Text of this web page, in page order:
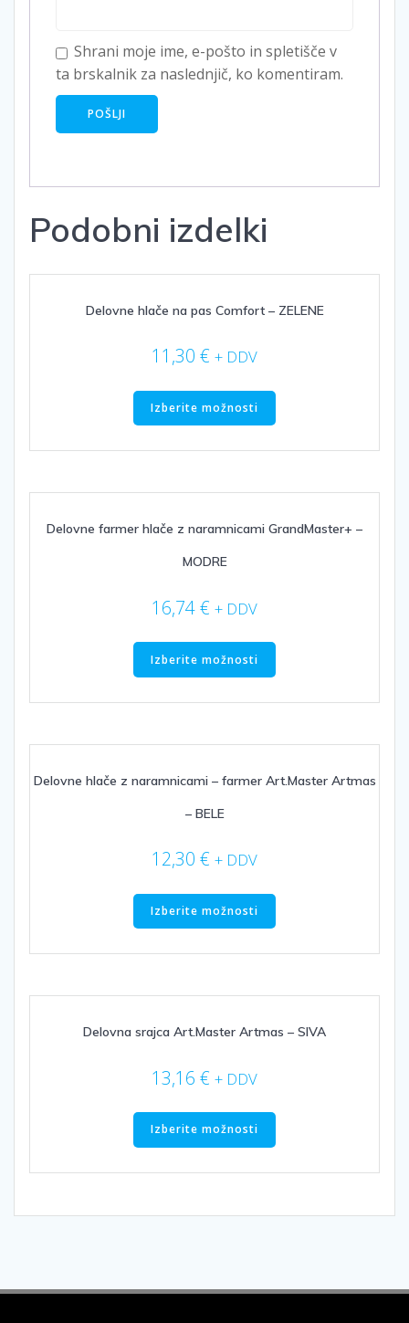
Shrani moje ime, e-pošto in spletišče v
ta brskalnik za naslednjič, ko komentiram.
Podobni izdelki
Delovne hlače na pas Comfort – ZELENE
11,30 € + DDV
Izberite možnosti
Ta
ima
več
Možnosti
izberete
Delovne farmer hlače z naramnicami GrandMaster+ –
MODRE
16,74€ + DDV
Izberite možnosti
Ta
ima
več
Možnosti
izberete
Delovne hlače z naramnicami – farmer Art.Master Artmas
– BELE
12,30 € + DDV
Izberite možnosti
ima
več
Možnosti
izberete
Delovna srajca Art.Master Artmas – SIVA
13,16 € + DDV
Izberite možnosti
Ta
ima
več
strani